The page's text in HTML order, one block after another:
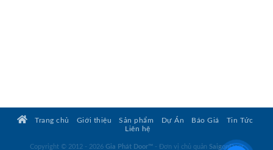
Trang chủ Giới thiệu Sản phẩm Dự Án Báo Giá
Tin Tức
Liên hệ
Copyright © 2012 - 2026 Gia Phát Door™- Đơn vị chủ quản SaigonDoor